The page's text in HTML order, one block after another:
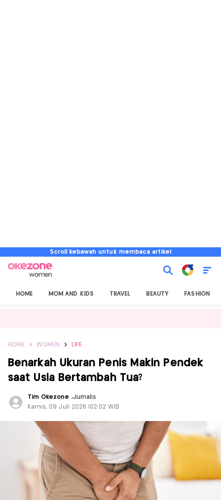
Scroll kebawah untuk membaca artikel
HOME MOM AND KIDS TRAVEL BEAUTY FASHION
HOME WOMEN LIFE
Benarkah Ukuran Penis Makin Pendek
saat Usia Bertambah Tua?
Tim Okezone ,Jurnalis
Kamis, 09 Juli 2026 |02:02 WIB